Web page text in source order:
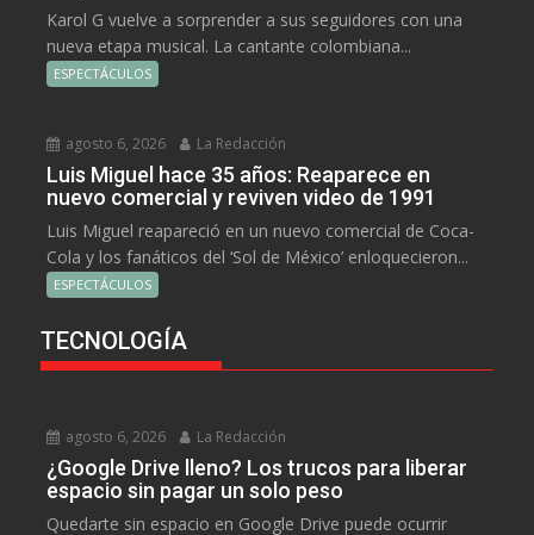
Karol G vuelve a sorprender a sus seguidores con una
nueva etapa musical. La cantante colombiana...
ESPECTÁCULOS
agosto 6, 2026 La Redacción
Luis Miguel hace 35 años: Reaparece en
nuevo comercial y reviven video de 1991
Luis Miguel reapareció en un nuevo comercial de Coca-
Cola y los fanáticos del ‘Sol de México’ enloquecieron...
ESPECTÁCULOS
TECNOLOGÍA
agosto 6, 2026 La Redacción
¿Google Drive lleno? Los trucos para liberar
espacio sin pagar un solo peso
Quedarte sin espacio en Google Drive puede ocurrir